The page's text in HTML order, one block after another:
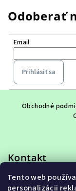
Tento web
personalizácii
Odoberať
Email
Prihlásiť sa
i
Obchodné
Kontakt
eshop@adet.sk